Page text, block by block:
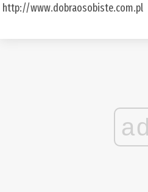
http://www.dobraosobiste.com.pl
ad